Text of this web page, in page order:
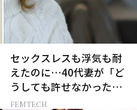
セックスレスも浮気も耐
えたのに…40代妻が「ど
うしても許せなかった」
夫の一言
FEMTECH